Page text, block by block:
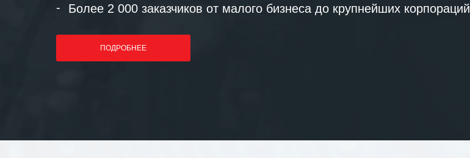
Более 2 000 заказчиков от малого бизнеса до крупнейших корпораций
ПОДРОБНЕЕ